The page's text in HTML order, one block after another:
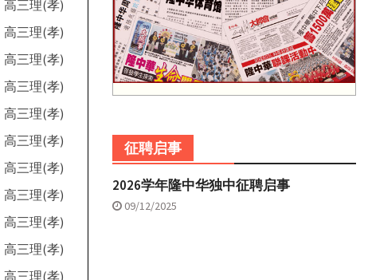
高三理(孝)
高三理(孝)
高三理(孝)
高三理(孝)
高三理(孝)
高三理(孝)
高三理(孝)
高三理(孝)
高三理(孝)
高三理(孝)
高三理(孝)
征聘启事
2026学年隆中华独中征聘启事
09/12/2025